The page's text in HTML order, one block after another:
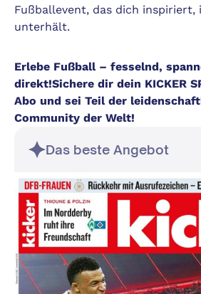
Fußballevent, das dich
unterhält.
Erlebe Fußball – fesselnd,
direkt!Sichere dir dein KICKER
Abo und sei Teil der
Community der Welt!
Das beste Angebot